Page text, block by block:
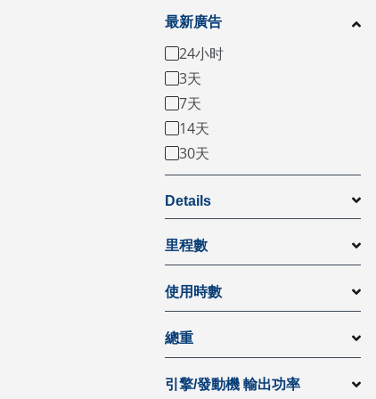
最新廣告
24小时
3天
7天
14天
30天
Details
里程數
使用時數
總重
引擎/發動機 輸出功率